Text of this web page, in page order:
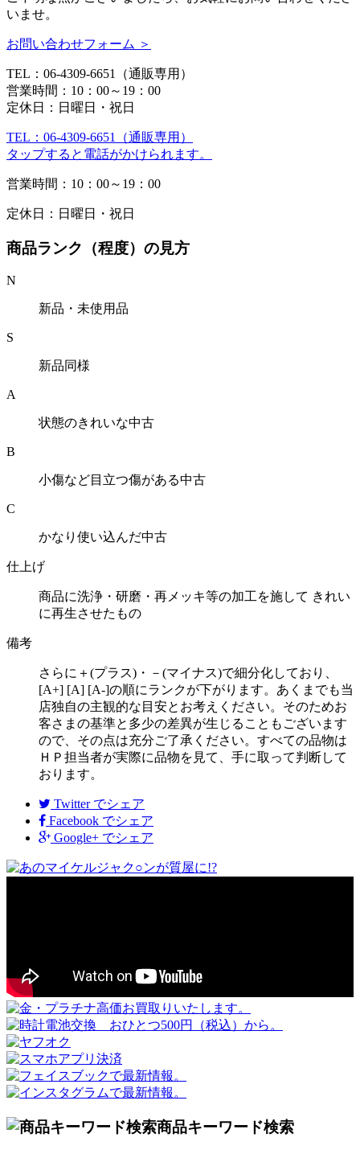
いませ。
お問い合わせフォーム ＞
TEL：06-4309-6651（通販専用）
営業時間：10：00～19：00
定休日：日曜日・祝日
TEL：06-4309-6651（通販専用）
タップすると電話がかけられます。
営業時間：10：00～19：00
定休日：日曜日・祝日
商品ランク（程度）の見方
N
新品・未使用品
S
新品同様
A
状態のきれいな中古
B
小傷など目立つ傷がある中古
C
かなり使い込んだ中古
仕上げ
商品に洗浄・研磨・再メッキ等の加工を施して きれい
に再生させたもの
備考
さらに＋(プラス)・－(マイナス)で細分化しており、
[A+] [A] [A-]の順にランクが下がります。あくまでも当
店独自の主観的な目安とお考えください。そのためお
客さまの基準と多少の差異が生じることもございます
ので、その点は充分ご了承ください。すべての品物は
ＨＰ担当者が実際に品物を見て、手に取って判断して
おります。
Twitter でシェア
Facebook でシェア
Google+ でシェア
商品キーワード検索